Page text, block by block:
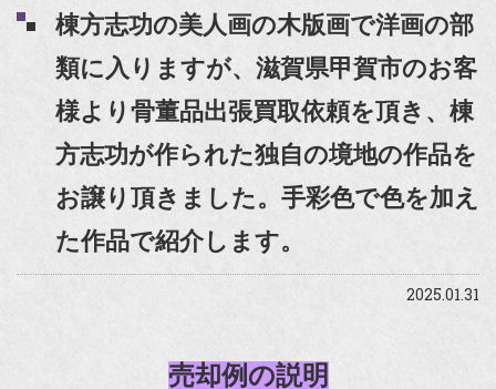
棟方志功の美人画の木版画で洋画の部
類に入りますが、滋賀県甲賀市のお客
様より骨董品出張買取依頼を頂き、棟
方志功が作られた独自の境地の作品を
お譲り頂きました。手彩色で色を加え
た作品で紹介します。
2025.01.31
売却例の説明